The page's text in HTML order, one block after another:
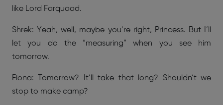
like Lord Farquaad.
Shrek: Yeah, well, maybe you’re right, Princess. But I’ll
let you do the “measuring” when you see him
tomorrow.
Fiona: Tomorrow? It’ll take that long? Shouldn’t we
stop to make camp?